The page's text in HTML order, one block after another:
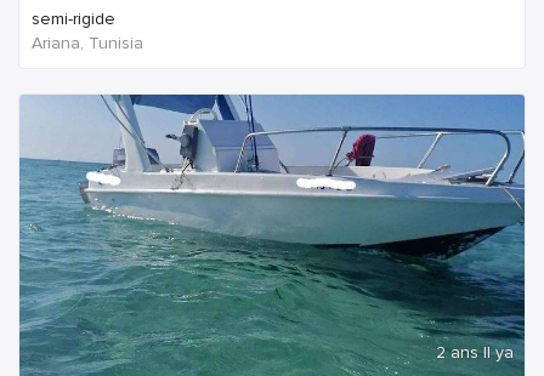
semi-rigide
Ariana, Tunisia
2 ans Il ya